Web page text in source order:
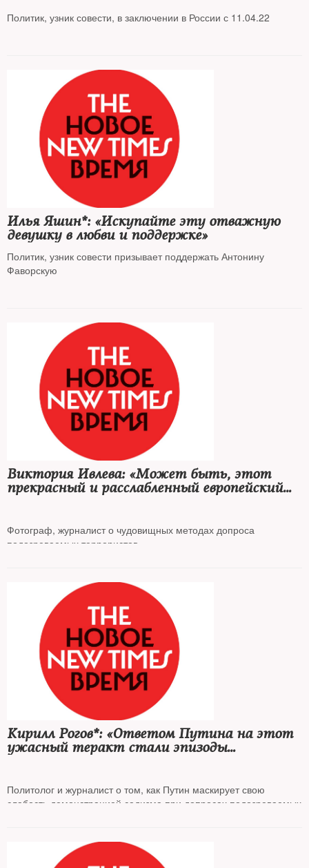
Политик, узник совести, в заключении в России с 11.04.22
Илья Яшин*: «Искупайте эту отважную
девушку в любви и поддержке»
Политик, узник совести призывает поддержать Антонину
Фаворскую
Виктория Ивлева: «Может быть, этот
прекрасный и расслабленный европейский
Фотограф, журналист о чудовищных методах допроса
подозреваемых террористов
Кирилл Рогов*: «Ответом Путина на этот
ужасный теракт стали эпизоды
Политолог и журналист о том, как Путин маскирует свою
слабость демонстрацией садизма при допросах подозреваемых